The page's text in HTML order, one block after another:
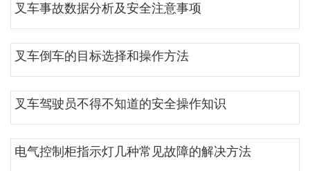
叉车事故数据分析及安全注意事项
叉车倒车的目标选择和操作方法
叉车驾驶员不得不知道的安全操作知识
电气控制柜指示灯几种常见故障的解决方法